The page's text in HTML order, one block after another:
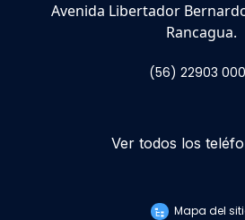
Avenida Libertador
Rancagua.
(56) 22903
Ver todos los
Mapa del